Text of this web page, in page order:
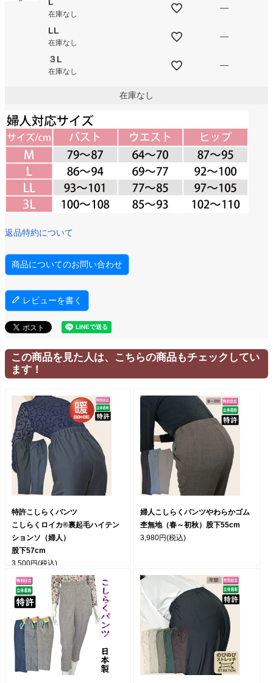
在庫なし
—
LL
在庫なし
—
３L
在庫なし
—
在庫なし
返品特約について
商品についてのお問い合わせ
レビューを書く
この商品を見た人は、こちらの商品もチェックしてい
ます！
特許こしらくパンツ
こしらくロイカ®裏起毛ハイテン
ションソ（婦人）
股下57cm
3,500円(税込)
婦人こしらくパンツやわらかゴム
杢無地（春～初秋）股下55cm
3,980円(税込)